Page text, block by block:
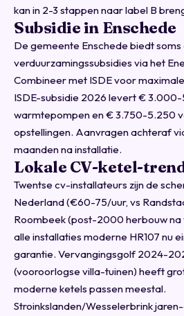
kan in 2-3 stappen naar label B
Subsidie in Enschede
De gemeente Enschede biedt
verduurzamingssubsidies via het
Combineer met ISDE voor
ISDE-subsidie 2026 levert €
warmtepompen en € 3.750-5.250
opstellingen. Aanvragen achteraf
maanden na installatie.
Lokale CV-ketel-
Twentse cv-installateurs zijn de
Nederland (€60-75/uur, vs
Roombeek (post-2000 herbouw na
alle installaties moderne HR107 nu
garantie. Vervangingsgolf 2024-
(vooroorlogse villa-tuinen) heeft
moderne ketels passen meestal.
Stroinkslanden/Wesselerbrink